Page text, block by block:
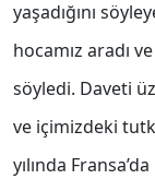
yaşadığını
hocamız aradı
söyledi. Daveti
ve içimizdeki
yılında